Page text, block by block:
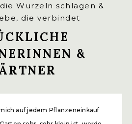
Wurzeln schlagen &
die verbindet
&
auf jedem Pflanzeneinkauf